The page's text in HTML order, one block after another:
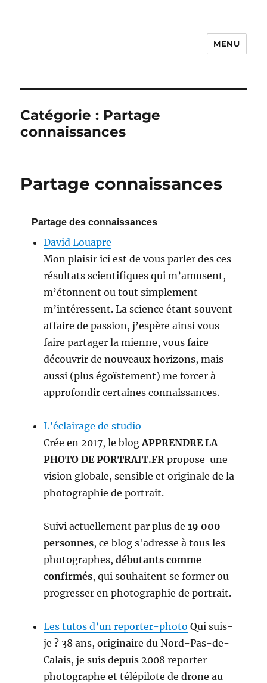
Photo Vidéo Club de Compiègne
MENU
Catégorie : Partage
connaissances
Partage connaissances
Partage des connaissances
David Louapre
Mon plaisir ici est de vous parler des ces
résultats scientifiques qui m’amusent,
m’étonnent ou tout simplement
m’intéressent. La science étant souvent
affaire de passion, j’espère ainsi vous
faire partager la mienne, vous faire
découvrir de nouveaux horizons, mais
aussi (plus égoïstement) me forcer à
approfondir certaines connaissances.
L’éclairage de studio
Crée en 2017, le blogAPPRENDRE LA
PHOTO DE PORTRAIT.FR propose une
vision globale, sensible et originale de la
photographie de portrait.
Suivi actuellement par plus de19 000
personnes, ce blog s'adresse à tous les
photographes,débutants comme
confirmés, qui souhaitent se former ou
progresser en photographie de portrait.
Les tutos d’un reporter-photo Qui suis-
je ? 38 ans, originaire du Nord-Pas-de-
Calais, je suis depuis 2008 reporter-
photographe et télépilote de drone au